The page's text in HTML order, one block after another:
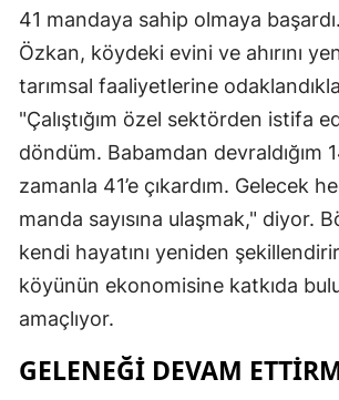
41 mandaya sahip olmaya
Özkan, köydeki evini ve ahırını
tarımsal faaliyetlerine
"Çalıştığım özel sektörden istifa
döndüm. Babamdan devraldığım
zamanla 41’e çıkardım. Gelecek
manda sayısına ulaşmak," diyor.
kendi hayatını yeniden
köyünün ekonomisine katkıda
amaçlıyor.
GELENEĞI DEVAM